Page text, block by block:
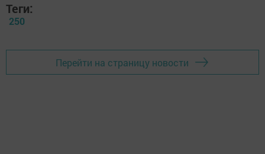
Теги:
250
Перейти на страницу новости